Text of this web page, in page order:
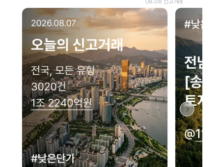
네이버 지도 연결 안내
현재 네이버 지도 연결이 원활하지 않아 지도를 불러올 수 없습니다.
이용에 불편을 드려 죄송합니다.
다시 시도